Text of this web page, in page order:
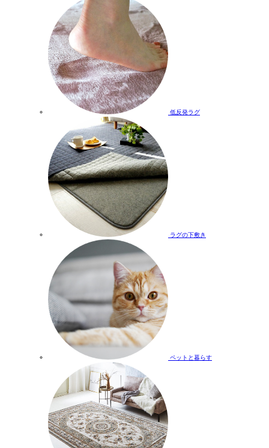
低反発ラグ
ラグの下敷き
ペットと暮らす